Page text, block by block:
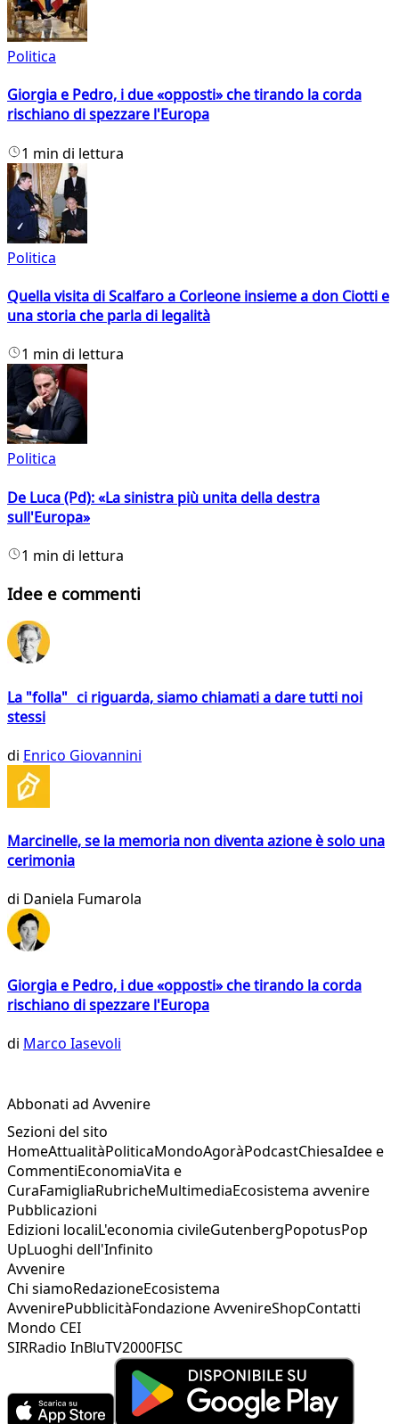
Politica
Giorgia e Pedro, i due «opposti» che tirando la corda
rischiano di spezzare l'Europa
1 min di lettura
Politica
Quella visita di Scalfaro a Corleone insieme a don Ciotti e
una storia che parla di legalità
1 min di lettura
Politica
De Luca (Pd): «La sinistra più unita della destra
sull'Europa»
1 min di lettura
Idee e commenti
La "folla" ci riguarda, siamo chiamati a dare tutti noi
stessi
di Enrico Giovannini
Marcinelle, se la memoria non diventa azione è solo una
cerimonia
di Daniela Fumarola
Giorgia e Pedro, i due «opposti» che tirando la corda
rischiano di spezzare l'Europa
di Marco Iasevoli
Abbonati ad Avvenire
Sezioni del sito
HomeAttualitàPoliticaMondoAgoràPodcastChiesaIdee e
CommentiEconomiaVita e
CuraFamigliaRubricheMultimediaEcosistema avvenire
Pubblicazioni
Edizioni localiL'economia civileGutenbergPopotusPop
UpLuoghi dell'Infinito
Avvenire
Chi siamoRedazioneEcosistema
AvvenirePubblicitàFondazione AvvenireShopContatti
Mondo CEI
SIRRadio InBluTV2000FISC